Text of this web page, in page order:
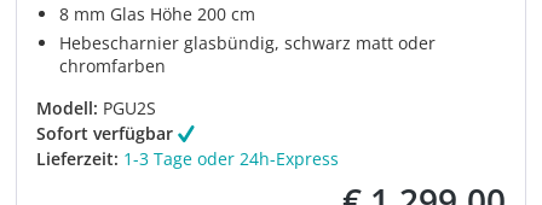
8 mm Glas Höhe 200 cm
Hebescharnier glasbündig, schwarz matt oder
chromfarben
Modell: PGU2S
Sofort verfügbar
Lieferzeit: 1-3 Tage oder 24h-Express
Verkaufspreis: